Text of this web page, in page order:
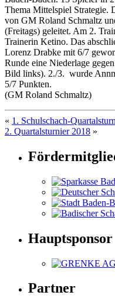
Thema Mittelspiel Strategie.
von GM Roland Schmaltz
(Freitags) geleitet. Am 2.
Trainerin Ketino. Das
Lorenz Drabke mit 6/7
Runde eine Niederlage
Bild links). 2./3. wurde
5/7 Punkten.
(GM Roland Schmaltz)
« 1. Schulschach-
2. Quartalsturnier 2018 »
Hauptsponsor
Partner